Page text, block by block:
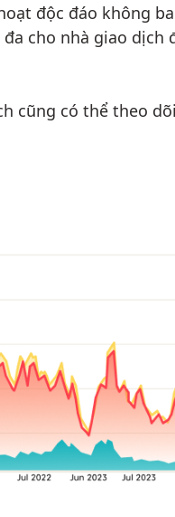
độc đáo không
cho nhà giao dịch
cũng có thể theo